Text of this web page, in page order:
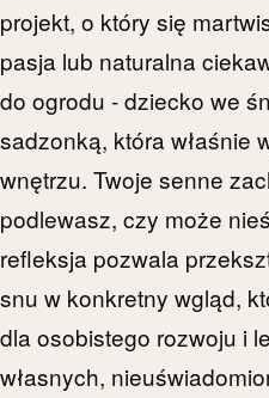
projekt, o który się
pasja lub naturalna
do ogrodu - dziecko we
sadzonką, która właśnie
wnętrzu. Twoje senne
podlewasz, czy może
refleksja pozwala
snu w konkretny wgląd,
dla osobistego rozwoju i
własnych,